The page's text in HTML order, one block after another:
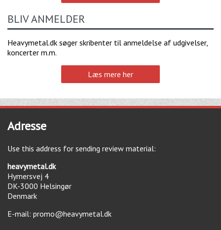
BLIV ANMELDER
Heavymetal.dk søger skribenter til anmeldelse af udgivelser,
koncerter m.m.
Læs mere her
Adresse
Use this address for sending review material:
heavymetal.dk
Hymersvej 4
DK-3000 Helsingør
Denmark
E-mail: promo@heavymetal.dk